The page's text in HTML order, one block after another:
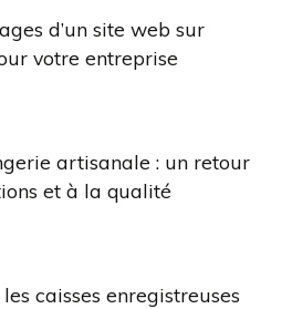
d’un site web sur
votre entreprise
artisanale : un retour
et à la qualité
caisses enregistreuses